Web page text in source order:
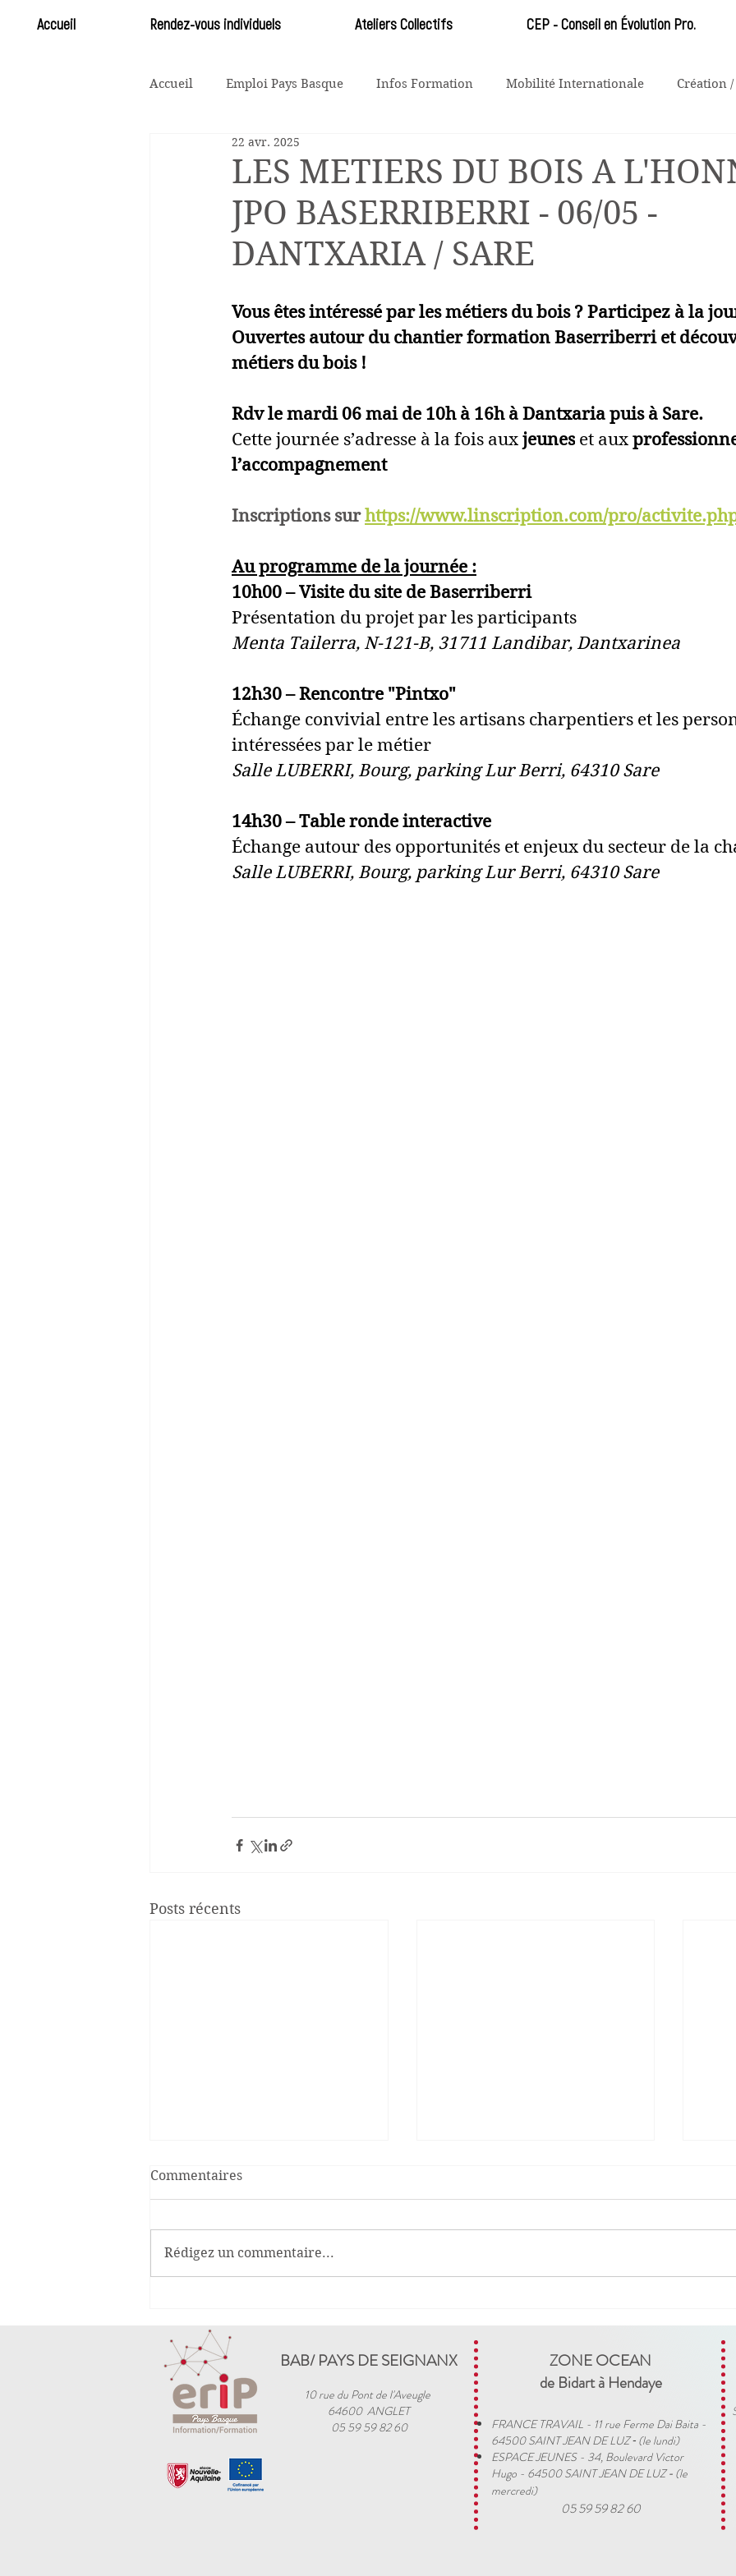
Accueil Rendez-vous individuels Ateliers Collectifs CEP - Conseil en Évolution Pro.
Accueil Emploi Pays Basque Infos Formation Mobilité Internationale Création
Bons plans 14-25
LES METIERS DU BOIS A
JPO BASERRIBERRI - 06/05 -
DANTXARIA / SARE
22 avr. 2025
Vous êtes intéressé par les métiers du bois ? Participez à la
Ouvertes autour du chantier formation Baserriberri et
métiers du bois !
Rdv le mardi 06 mai de 10h à 16h à Dantxaria puis à Sare.
Cette journée s’adresse à la fois aux jeunes et aux
l’accompagnement
Inscriptions sur https://www.linscription.com/pro/
Au programme de la journée :
10h00 – Visite du site de Baserriberri
Présentation du projet par les participants
Menta Tailerra, N-121-B, 31711 Landibar, Dantxarinea
12h30 – Rencontre "Pintxo"
Échange convivial entre les artisans charpentiers et les
intéressées par le métier
Salle LUBERRI, Bourg, parking Lur Berri, 64310 Sare
14h30 – Table ronde interactive
Échange autour des opportunités et enjeux du secteur de la
Salle LUBERRI, Bourg, parking Lur Berri, 64310 Sare
Posts récents
Bayonne
Commentaires
Rédigez un commentaire...
BAB/ PAYS DE SEIGNANX
10 rue du Pont de l'Aveugle
64600 ANGLET
05 59 59 82 60
ZONE OCEAN
de Bidart à Hendaye​
FRANCE TRAVAIL - 11 rue Ferme Dai Baita -
64500 SAINT JEAN DE LUZ​ - (le lundi)
ESPACE JEUNES - 34, Boulevard Victor
Hugo - 64500 SAINT JEAN DE LUZ- (le
mercredi)
05 59 59 82 60